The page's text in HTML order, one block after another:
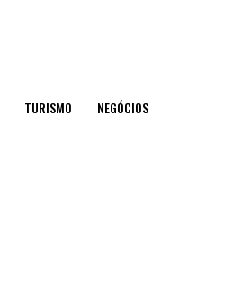
TURISMO NEGÓCIOS